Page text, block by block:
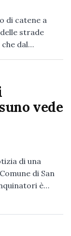
di catene a
strade
che dal…
vede
di una
di San
è…